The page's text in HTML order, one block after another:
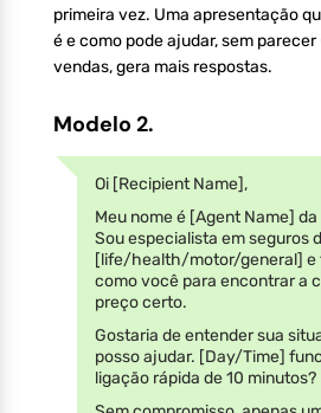
primeira vez. Uma apresentação
é e como pode ajudar, sem
vendas, gera mais respostas.
Modelo 2.
Oi [Recipient Name],
Meu nome é [Agent Name]
Sou especialista em seguros
[life/health/motor/general] e
como você para encontrar a
preço certo.
Gostaria de entender sua
posso ajudar. [Day/Time]
ligação rápida de 10 minutos?